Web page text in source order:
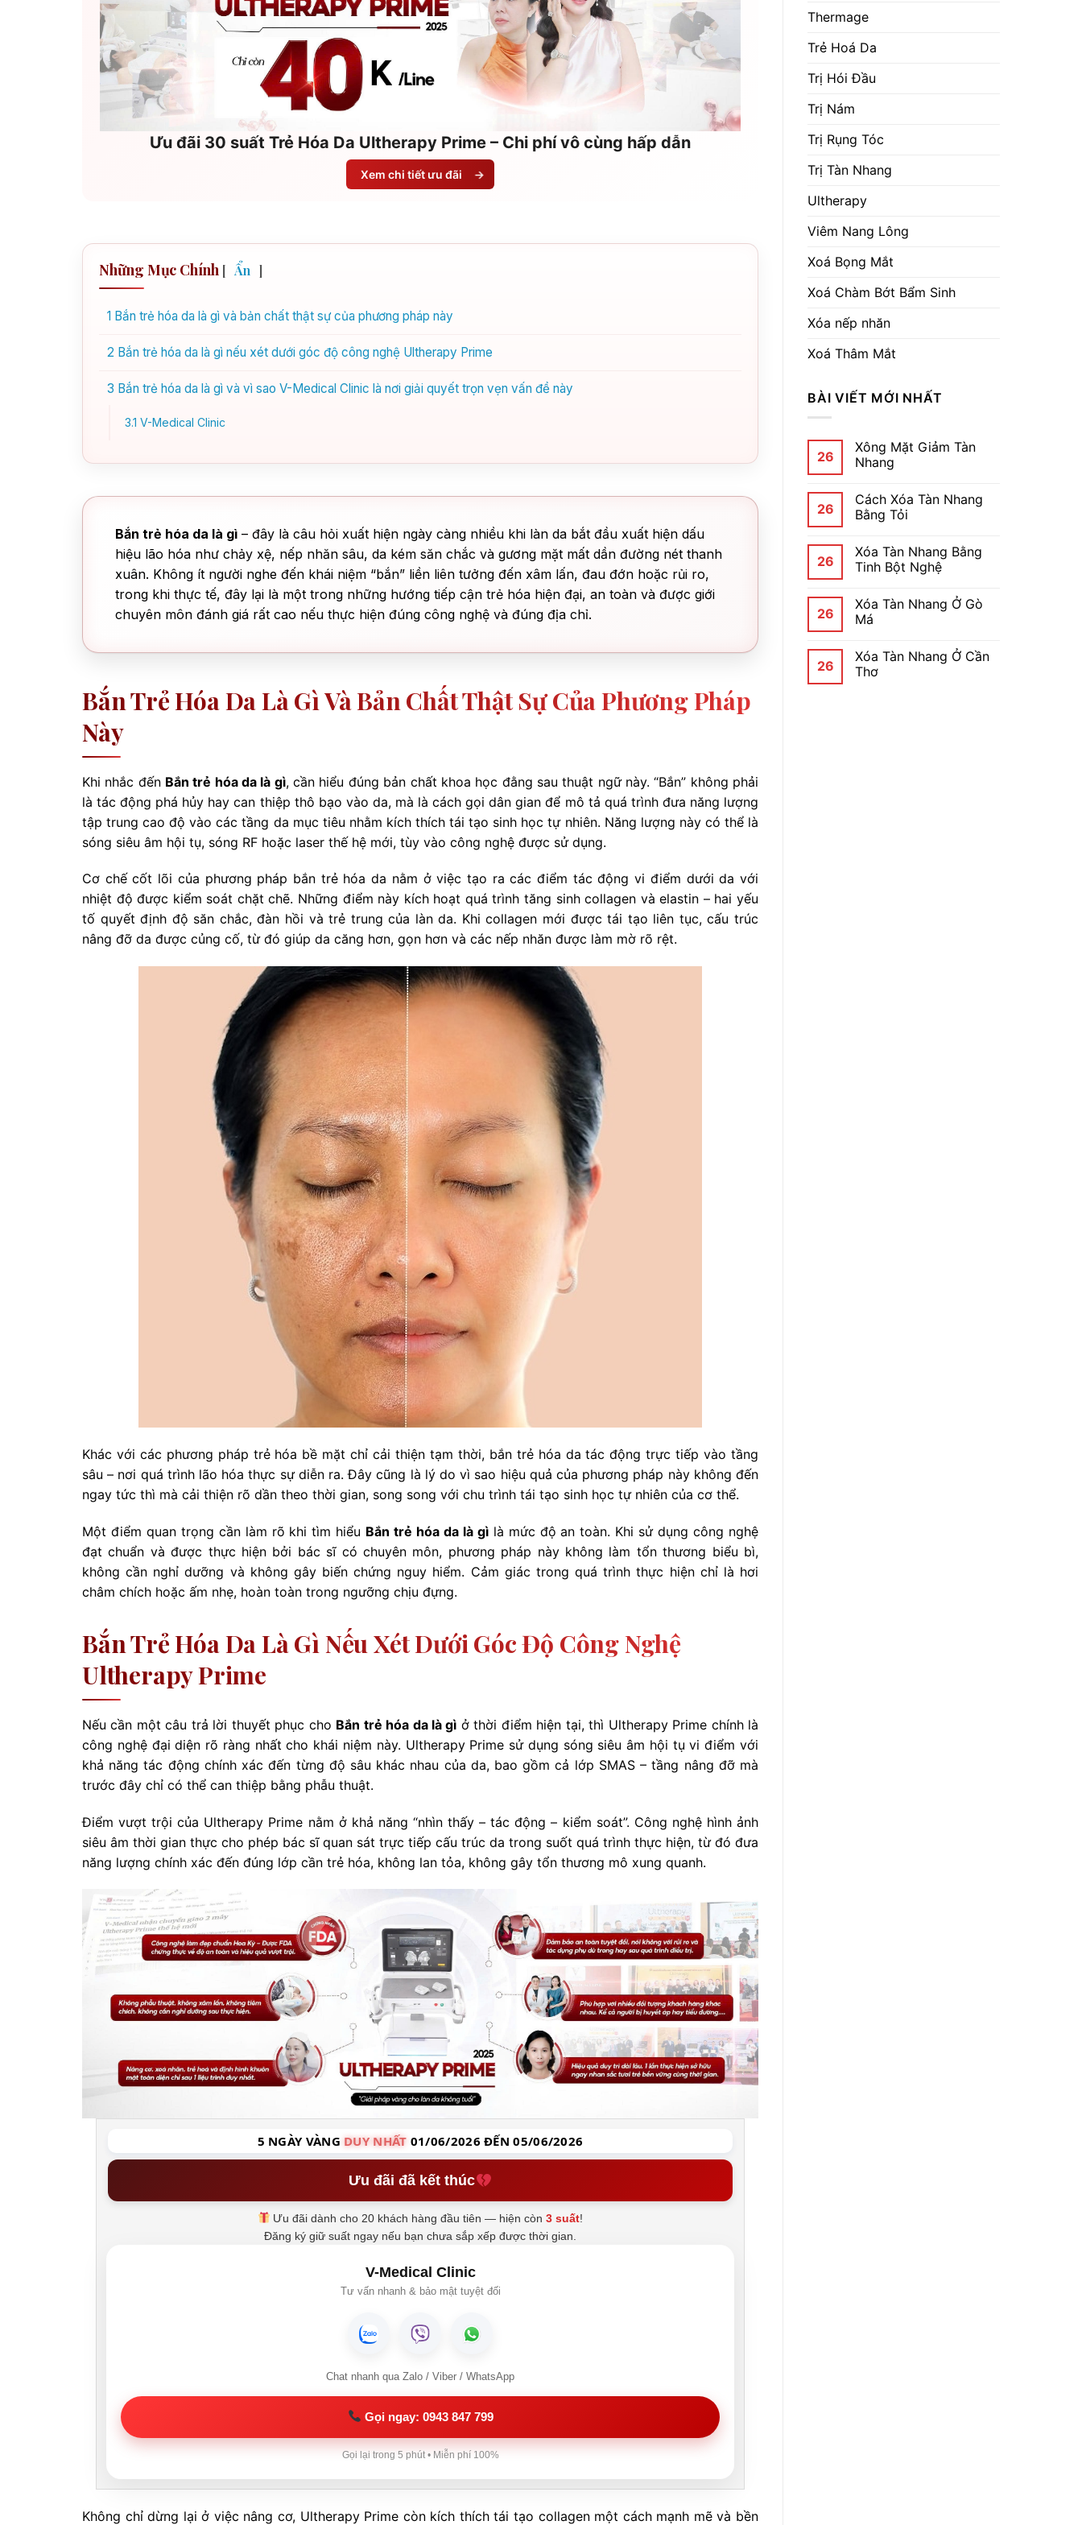
Ưu đãi 30 suất Trẻ Hóa Da Ultherapy Prime – Chi phí vô cùng hấp dẫn
Xem chi tiết ưu đãi →
Những Mục Chính [ Ẩn ]
1 Bắn trẻ hóa da là gì và bản chất thật sự của phương pháp này
2 Bắn trẻ hóa da là gì nếu xét dưới góc độ công nghệ Ultherapy Prime
3 Bắn trẻ hóa da là gì và vì sao V-Medical Clinic là nơi giải quyết trọn vẹn vấn đề này
3.1 V-Medical Clinic
Bắn trẻ hóa da là gì – đây là câu hỏi xuất hiện ngày càng nhiều khi làn da bắt đầu xuất hiện dấu
hiệu lão hóa như chảy xệ, nếp nhăn sâu, da kém săn chắc và gương mặt mất dần đường nét thanh
xuân. Không ít người nghe đến khái niệm “bắn” liền liên tưởng đến xâm lấn, đau đớn hoặc rủi ro,
trong khi thực tế, đây lại là một trong những hướng tiếp cận trẻ hóa hiện đại, an toàn và được giới
chuyên môn đánh giá rất cao nếu thực hiện đúng công nghệ và đúng địa chỉ.
Bắn Trẻ Hóa Da Là Gì Và Bản Chất Thật Sự Của Phương Pháp
Này
Khi nhắc đến Bắn trẻ hóa da là gì, cần hiểu đúng bản chất khoa học đằng sau thuật ngữ này. “Bắn” không phải
là tác động phá hủy hay can thiệp thô bạo vào da, mà là cách gọi dân gian để mô tả quá trình đưa năng lượng
tập trung cao độ vào các tầng da mục tiêu nhằm kích thích tái tạo sinh học tự nhiên. Năng lượng này có thể là
sóng siêu âm hội tụ, sóng RF hoặc laser thế hệ mới, tùy vào công nghệ được sử dụng.
Cơ chế cốt lõi của phương pháp bắn trẻ hóa da nằm ở việc tạo ra các điểm tác động vi điểm dưới da với
nhiệt độ được kiểm soát chặt chẽ. Những điểm này kích hoạt quá trình tăng sinh collagen và elastin – hai yếu
tố quyết định độ săn chắc, đàn hồi và trẻ trung của làn da. Khi collagen mới được tái tạo liên tục, cấu trúc
nâng đỡ da được củng cố, từ đó giúp da căng hơn, gọn hơn và các nếp nhăn được làm mờ rõ rệt.
Khác với các phương pháp trẻ hóa bề mặt chỉ cải thiện tạm thời, bắn trẻ hóa da tác động trực tiếp vào tầng
sâu – nơi quá trình lão hóa thực sự diễn ra. Đây cũng là lý do vì sao hiệu quả của phương pháp này không đến
ngay tức thì mà cải thiện rõ dần theo thời gian, song song với chu trình tái tạo sinh học tự nhiên của cơ thể.
Một điểm quan trọng cần làm rõ khi tìm hiểu Bắn trẻ hóa da là gìlà mức độ an toàn. Khi sử dụng công nghệ
đạt chuẩn và được thực hiện bởi bác sĩ có chuyên môn, phương pháp này không làm tổn thương biểu bì,
không cần nghỉ dưỡng và không gây biến chứng nguy hiểm. Cảm giác trong quá trình thực hiện chỉ là hơi
châm chích hoặc ấm nhẹ, hoàn toàn trong ngưỡng chịu đựng.
Bắn Trẻ Hóa Da Là Gì Nếu Xét Dưới Góc Độ Công Nghệ
Ultherapy Prime
Nếu cần một câu trả lời thuyết phục cho Bắn trẻ hóa da là gì ở thời điểm hiện tại, thì Ultherapy Prime chính là
công nghệ đại diện rõ ràng nhất cho khái niệm này. Ultherapy Prime sử dụng sóng siêu âm hội tụ vi điểm với
khả năng tác động chính xác đến từng độ sâu khác nhau của da, bao gồm cả lớp SMAS – tầng nâng đỡ mà
trước đây chỉ có thể can thiệp bằng phẫu thuật.
Điểm vượt trội của Ultherapy Prime nằm ở khả năng “nhìn thấy – tác động – kiểm soát”. Công nghệ hình ảnh
siêu âm thời gian thực cho phép bác sĩ quan sát trực tiếp cấu trúc da trong suốt quá trình thực hiện, từ đó đưa
năng lượng chính xác đến đúng lớp cần trẻ hóa, không lan tỏa, không gây tổn thương mô xung quanh.
5 NGÀY VÀNG DUY NHẤT 01/06/2026 ĐẾN 05/06/2026
Ưu đãi đã kết thúc
Ưu đãi dành cho 20 khách hàng đầu tiên — hiện còn3 suất!
Đăng ký giữ suất ngay nếu bạn chưa sắp xếp được thời gian.
V-Medical Clinic
Tư vấn nhanh & bảo mật tuyệt đối
Chat nhanh qua Zalo / Viber / WhatsApp
Gọi ngay: 0943 847 799
Gọi lại trong 5 phút • Miễn phí 100%
Không chỉ dừng lại ở việc nâng cơ, Ultherapy Prime còn kích thích tái tạo collagen một cách mạnh mẽ và bền
Thermage
Trẻ Hoá Da
Trị Hói Đầu
Trị Nám
Trị Rụng Tóc
Trị Tàn Nhang
Ultherapy
Viêm Nang Lông
Xoá Bọng Mắt
Xoá Chàm Bớt Bẩm Sinh
Xóa nếp nhăn
Xoá Thâm Mắt
BÀI VIẾT MỚI NHẤT
26
Xông Mặt Giảm Tàn
Nhang
26
Cách Xóa Tàn Nhang
Bằng Tỏi
26
Xóa Tàn Nhang Bằng
Tinh Bột Nghệ
26
Xóa Tàn Nhang Ở Gò
Má
26
Xóa Tàn Nhang Ở Cần
Thơ